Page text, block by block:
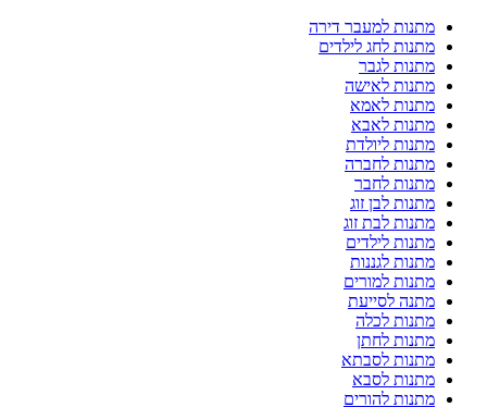
מתנות למעבר דירה
מתנות לחג לילדים
מתנות לגבר
מתנות לאישה
מתנות לאמא
מתנות לאבא
מתנות ליולדת
מתנות לחברה
מתנות לחבר
מתנות לבן זוג
מתנות לבת זוג
מתנות לילדים
מתנות לגננות
מתנות למורים
מתנה לסייעת
מתנות לכלה
מתנות לחתן
מתנות לסבתא
מתנות לסבא
מתנות להורים